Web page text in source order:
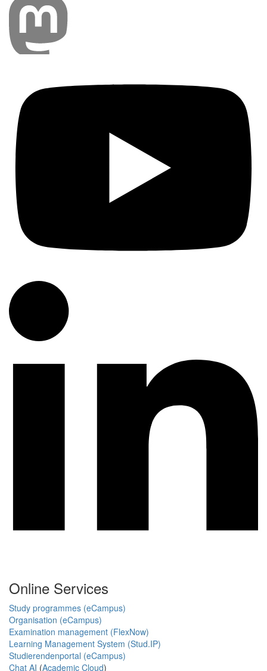
Online Services
Study programmes (eCampus)
Organisation (eCampus)
Examination management (FlexNow)
Learning Management System (Stud.IP)
Studierendenportal (eCampus)
Chat AI (Academic Cloud)